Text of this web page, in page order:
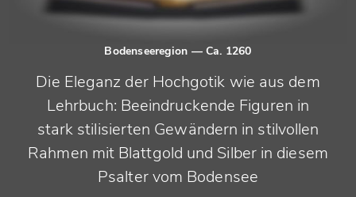
Bodenseeregion — Ca. 1260
Die Eleganz der Hochgotik wie aus dem
Lehrbuch: Beeindruckende Figuren in
stark stilisierten Gewändern in stilvollen
Rahmen mit Blattgold und Silber in diesem
Psalter vom Bodensee